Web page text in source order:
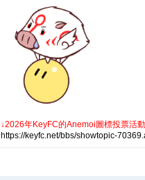
↓2026年KeyFC的Anemoi圖標投票活
https://keyfc.net/bbs/showtopic-